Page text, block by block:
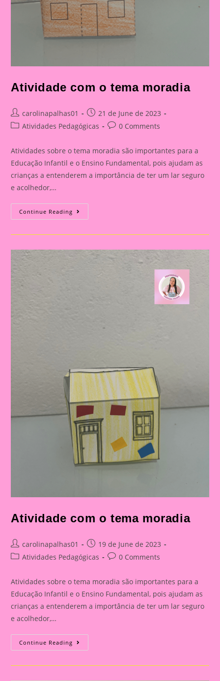
Atividade com o tema moradia
Post
author:
carolinapalhas01
Post
published:
21 de June de 2023
PostAtividades Pedagógicas
Post0 Comments
Atividades sobre o tema moradia são importantes para a
Educação Infantil e o Ensino Fundamental, pois ajudam as
crianças a entenderem a importância de ter um lar seguro
e acolhedor,…
Continue Reading Atividade
Com
Tema
Atividade com o tema moradia
Post
author:
carolinapalhas01
Post
published:
19 de June de 2023
PostAtividades Pedagógicas
Post0 Comments
Atividades sobre o tema moradia são importantes para a
Educação Infantil e o Ensino Fundamental, pois ajudam as
crianças a entenderem a importância de ter um lar seguro
e acolhedor,…
Continue Reading Atividade
Com
Tema